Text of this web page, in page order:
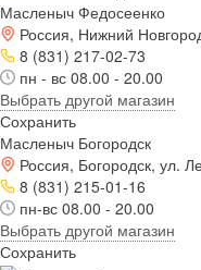
Масленыч Федосеенко
Россия, Нижний
8 (831) 217-02-73
пн - вс 08.00 - 20.00
Выбрать другой магазин
Сохранить
Масленыч Богородск
Россия, Богородск, ул.
8 (831) 215-01-16
пн-вс 08.00 - 20.00
Выбрать другой магазин
Сохранить